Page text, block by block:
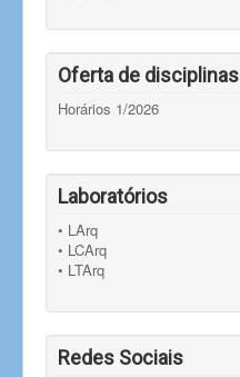
Oferta de disciplinas
Horários 1/2026
Laboratórios
• LArq
• LCArq
• LTArq
Redes Sociais